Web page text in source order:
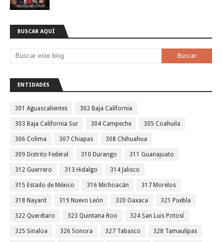
BUSCAR AQUÍ
ENTIDADES
301 Aguascalientes 302 Baja California
303 Baja California Sur 304 Campeche 305 Coahuila
306 Colima 307 Chiapas 308 Chihuahua
309 Distrito Federal 310 Durango 311 Guanajuato
312 Guerrero 313 Hidalgo 314 Jalisco
315 Estado de México 316 Michoacán 317 Morelos
318 Nayarit 319 Nuevo León 320 Oaxaca 321 Puebla
322 Querétaro 323 Quintana Roo 324 San Luis Potosí
325 Sinaloa 326 Sonora 327 Tabasco 328 Tamaulipas